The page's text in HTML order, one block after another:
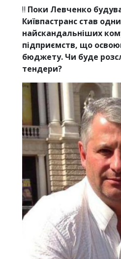
‼️ Поки Левченко
Київпастранс став
найскандальніших
підприємств, що
бюджету. Чи буде
тендери?